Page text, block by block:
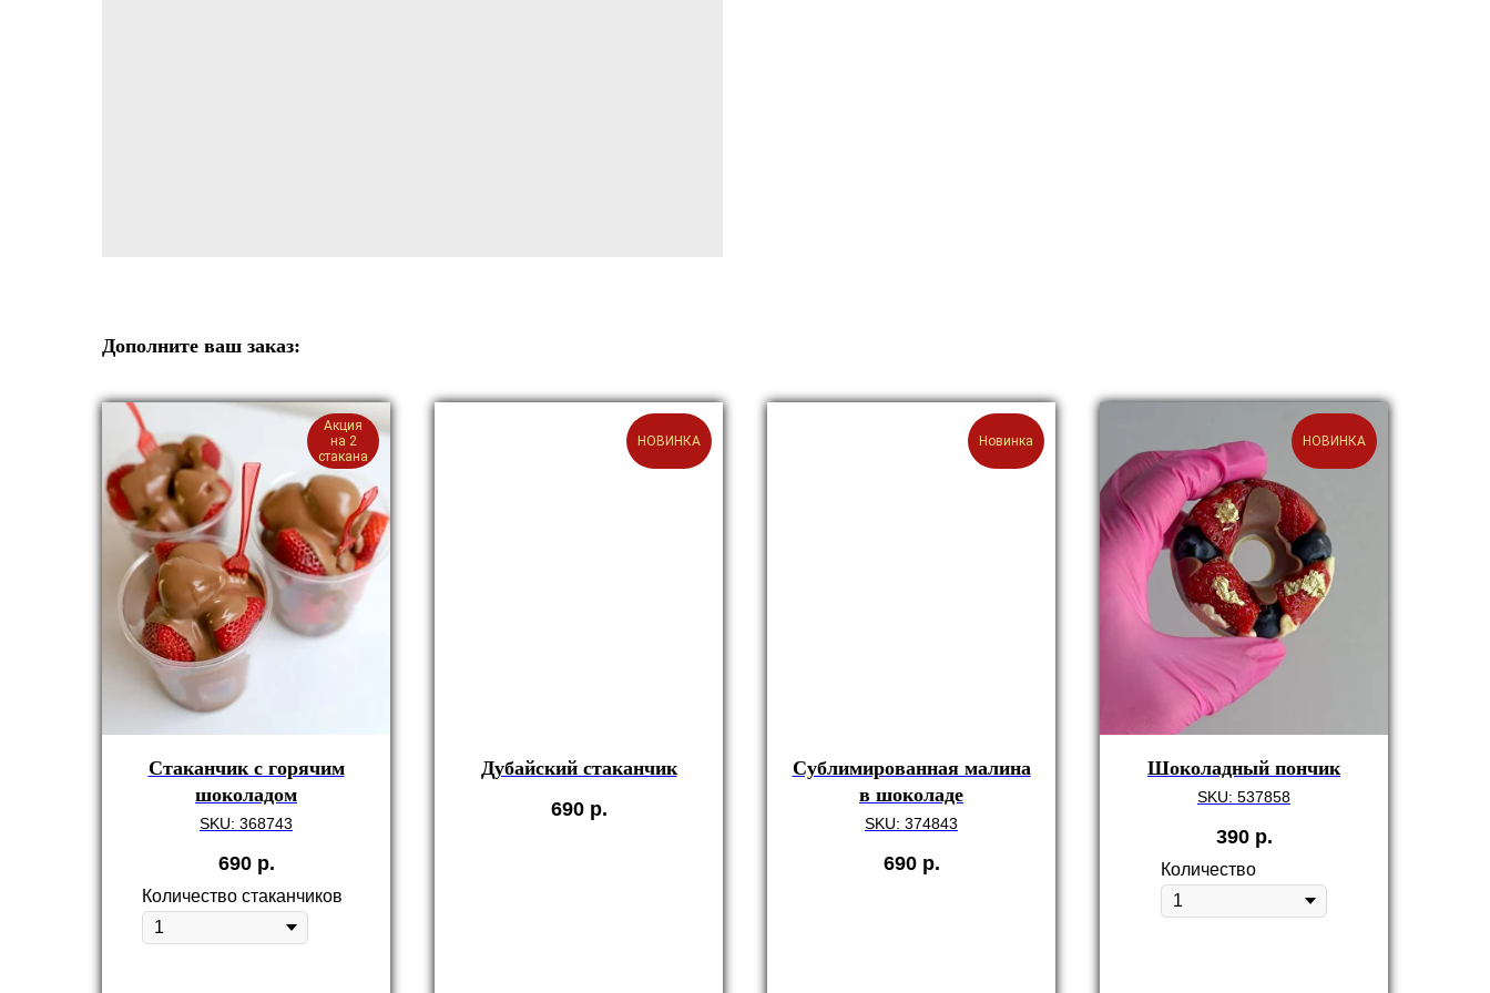
Дополните ваш заказ:
Акция
на 2
стакана
Стаканчик с горячим
шоколадом
SKU: 368743
690 р.
Количество стаканчиков
НОВИНКА
Дубайский стаканчик
690 р.
Новинка
Сублимированная малина
в шоколаде
SKU: 374843
690 р.
НОВИНКА
Шоколадный пончик
SKU: 537858
390 р.
Количество